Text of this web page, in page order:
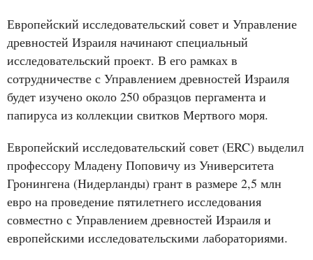
Европейский исследовательский совет и Управление
древностей Израиля начинают специальный
исследовательский проект. В его рамках в
сотрудничестве с Управлением древностей Израиля
будет изучено около 250 образцов пергамента и
папируса из коллекции свитков Мертвого моря.
Европейский исследовательский совет (ERC) выделил
профессору Младену Поповичу из Университета
Гронингена (Нидерланды) грант в размере 2,5 млн
евро на проведение пятилетнего исследования
совместно с Управлением древностей Израиля и
европейскими исследовательскими лабораториями.